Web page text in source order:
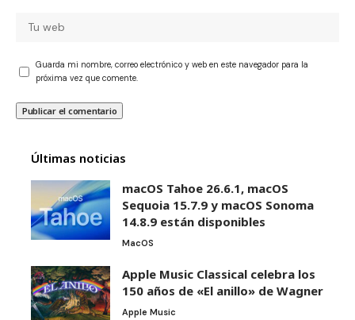
Guarda mi nombre, correo electrónico y web en este navegador para la
próxima vez que comente.
Últimas noticias
macOS Tahoe 26.6.1, macOS
Sequoia 15.7.9 y macOS Sonoma
14.8.9 están disponibles
MacOS
Apple Music Classical celebra los
150 años de «El anillo» de Wagner
Apple Music